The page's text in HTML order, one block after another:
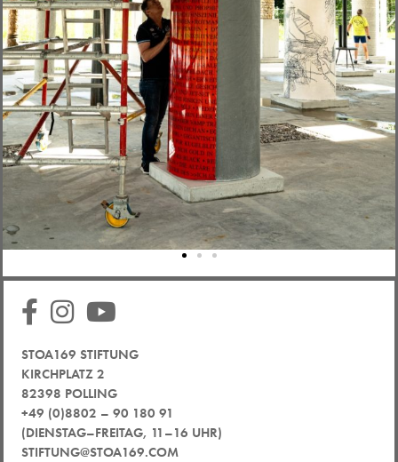
STOA169 STIFTUNG
KIRCHPLATZ 2
82398 POLLING
+49 (0)8802 – 90 180 91
(DIENSTAG–FREITAG, 11–16 UHR)
STIFTUNG@STOA169.COM